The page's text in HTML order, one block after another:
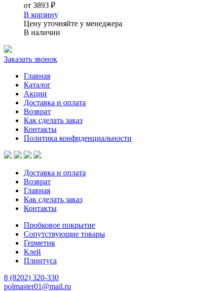
от 3893 ₽
В корзину
Цену уточняйте у менеджера
В наличии
Заказать звонок
Главная
Каталог
Акции
Доставка и оплата
Возврат
Как сделать заказ
Контакты
Политика конфиденциальности
Доставка и оплата
Возврат
Главная
Как сделать заказ
Контакты
Пробковое покрытие
Сопутствующие товары
Герметик
Клей
Плинтуса
8 (8202) 320-330
polmaster01@mail.ru